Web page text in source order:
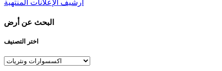
أرشيف الإعلانات المنتهية
البحث عن أرض
اختر التصنيف